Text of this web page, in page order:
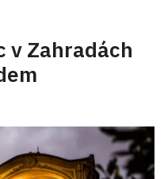
v Zahradách